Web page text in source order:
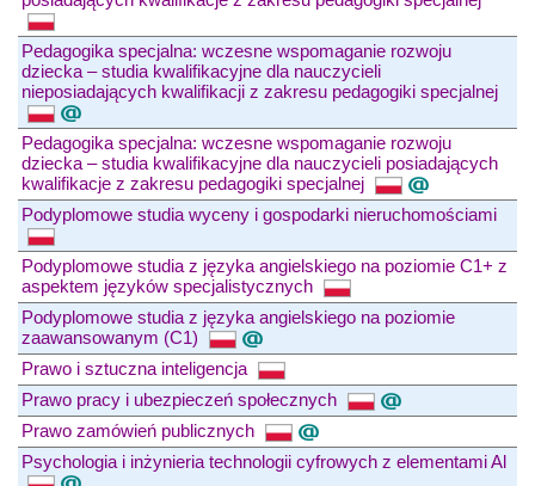
Pedagogika specjalna: wczesne wspomaganie rozwoju
dziecka – studia kwalifikacyjne dla nauczycieli
nieposiadających kwalifikacji z zakresu pedagogiki specjalnej
Pedagogika specjalna: wczesne wspomaganie rozwoju
dziecka – studia kwalifikacyjne dla nauczycieli posiadających
kwalifikacje z zakresu pedagogiki specjalnej
Podyplomowe studia wyceny i gospodarki nieruchomościami
Podyplomowe studia z języka angielskiego na poziomie C1+ z
aspektem języków specjalistycznych
Podyplomowe studia z języka angielskiego na poziomie
zaawansowanym (C1)
Prawo i sztuczna inteligencja
Prawo pracy i ubezpieczeń społecznych
Prawo zamówień publicznych
Psychologia i inżynieria technologii cyfrowych z elementami Al